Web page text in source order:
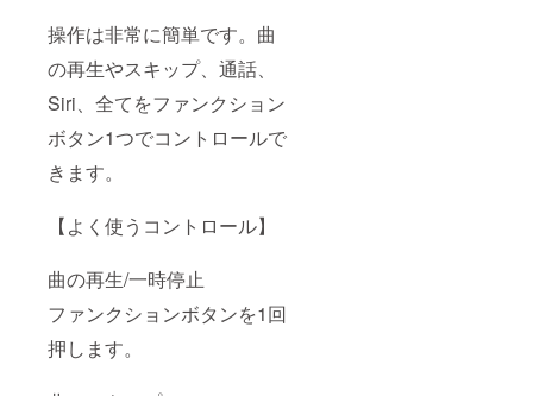
操作は非常に簡単です。曲
の再生やスキップ、通話、
Siri、全てをファンクション
ボタン1つでコントロールで
きます。
【よく使うコントロール】
曲の再生/一時停止
ファンクションボタンを1回
押します。